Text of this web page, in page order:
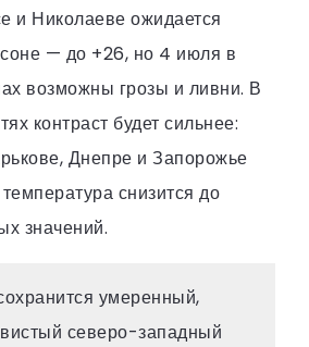
и Николаеве ожидается
— до +26, но 4 июля в
возможны грозы и ливни. В
контраст будет сильнее:
Днепре и Запорожье
снизится до
значений.
умеренный,
северо-западный